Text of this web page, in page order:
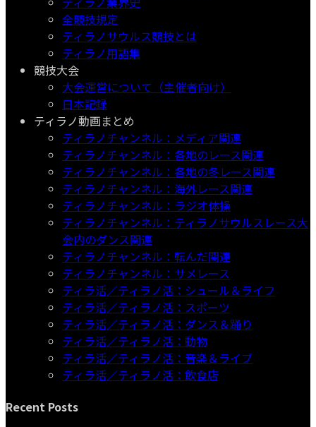
全競技規定
ティラノサウルス競技とは
ティラノ用語集
競技大会
大会運営について（主催者向け）
日本記録
ティラノ動画まとめ
ティラノチャンネル：メディア関連
ティラノチャンネル：各地のレース関連
ティラノチャンネル：各地の冬レース関連
ティラノチャンネル：海外レース関連
ティラノチャンネル：ラジオ体操
ティラノチャンネル：ティラノサウルスレース大
会内のダンス関連
ティラノチャンネル：転んだ関連
ティラノチャンネル：サメレース
ティラ活／ティラノ活：シュール＆ライフ
ティラ活／ティラノ活：スポーツ
ティラ活／ティラノ活：ダンス＆踊り
ティラ活／ティラノ活：動物
ティラ活／ティラノ活：音楽＆ライブ
ティラ活／ティラノ活：飲食店
Recent Posts